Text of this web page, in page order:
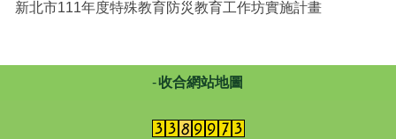
新北市111年度特殊教育防災教育工作坊實施計畫
收合網站地圖